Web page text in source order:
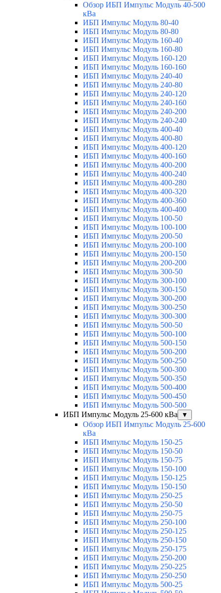
Обзор ИБП Импульс Модуль 40-500
кВа
ИБП Импульс Модуль 80-40
ИБП Импульс Модуль 80-80
ИБП Импульс Модуль 160-40
ИБП Импульс Модуль 160-80
ИБП Импульс Модуль 160-120
ИБП Импульс Модуль 160-160
ИБП Импульс Модуль 240-40
ИБП Импульс Модуль 240-80
ИБП Импульс Модуль 240-120
ИБП Импульс Модуль 240-160
ИБП Импульс Модуль 240-200
ИБП Импульс Модуль 240-240
ИБП Импульс Модуль 400-40
ИБП Импульс Модуль 400-80
ИБП Импульс Модуль 400-120
ИБП Импульс Модуль 400-160
ИБП Импульс Модуль 400-200
ИБП Импульс Модуль 400-240
ИБП Импульс Модуль 400-280
ИБП Импульс Модуль 400-320
ИБП Импульс Модуль 400-360
ИБП Импульс Модуль 400-400
ИБП Импульс Модуль 100-50
ИБП Импульс Модуль 100-100
ИБП Импульс Модуль 200-50
ИБП Импульс Модуль 200-100
ИБП Импульс Модуль 200-150
ИБП Импульс Модуль 200-200
ИБП Импульс Модуль 300-50
ИБП Импульс Модуль 300-100
ИБП Импульс Модуль 300-150
ИБП Импульс Модуль 300-200
ИБП Импульс Модуль 300-250
ИБП Импульс Модуль 300-300
ИБП Импульс Модуль 500-50
ИБП Импульс Модуль 500-100
ИБП Импульс Модуль 500-150
ИБП Импульс Модуль 500-200
ИБП Импульс Модуль 500-250
ИБП Импульс Модуль 500-300
ИБП Импульс Модуль 500-350
ИБП Импульс Модуль 500-400
ИБП Импульс Модуль 500-450
ИБП Импульс Модуль 500-500
ИБП Импульс Модуль 25-600 кВа
▼
Обзор ИБП Импульс Модуль 25-600
кВа
ИБП Импульс Модуль 150-25
ИБП Импульс Модуль 150-50
ИБП Импульс Модуль 150-75
ИБП Импульс Модуль 150-100
ИБП Импульс Модуль 150-125
ИБП Импульс Модуль 150-150
ИБП Импульс Модуль 250-25
ИБП Импульс Модуль 250-50
ИБП Импульс Модуль 250-75
ИБП Импульс Модуль 250-100
ИБП Импульс Модуль 250-125
ИБП Импульс Модуль 250-150
ИБП Импульс Модуль 250-175
ИБП Импульс Модуль 250-200
ИБП Импульс Модуль 250-225
ИБП Импульс Модуль 250-250
ИБП Импульс Модуль 500-25